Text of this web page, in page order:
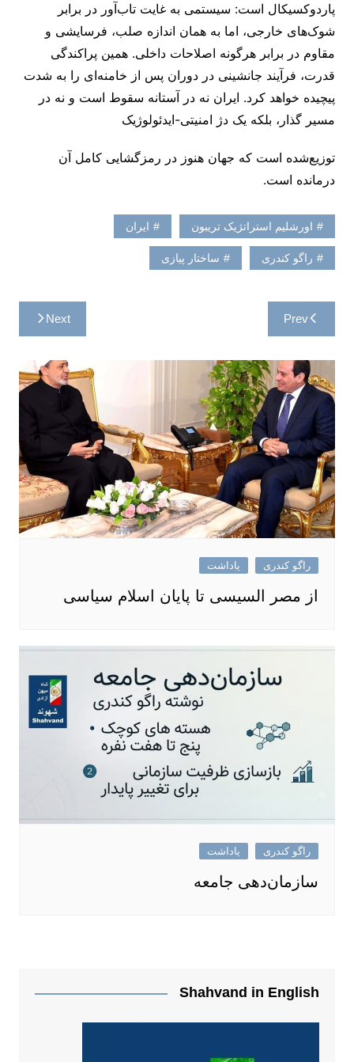
پاردوکسیکال است: سیستمی به غایت تاب‌آور در برابر
شوک‌های خارجی، اما به همان اندازه صلب، فرسایشی و
مقاوم در برابر هرگونه اصلاحات داخلی. همین پراکندگی
قدرت، فرآیند جانشینی در دوران پس از خامنه‌ای را به شدت
پیچیده خواهد کرد. ایران نه در آستانه سقوط است و نه در
مسیر گذار، بلکه یک دژ امنیتی-ایدئولوژیک
توزیع‌شده است که جهان هنوز در رمزگشایی کامل آن
درمانده است.
اورشلیم استراتژیک تریبون ایران
راگو کندری ساختار پیازی
راهبری
نوشته
Prev
Next
راگو کندری یاداشت
از مصر السیسی تا پایان اسلام سیاسی
راگو کندری یاداشت
سازمان‌دهی جامعه
Shahvand in English